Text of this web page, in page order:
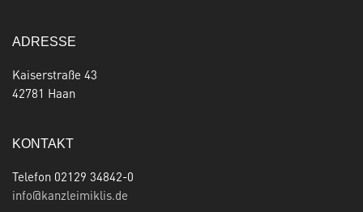
ADRESSE
Kaiserstraße 43
42781 Haan
KONTAKT
Telefon 02129 34842-0
info@kanzleimiklis.de